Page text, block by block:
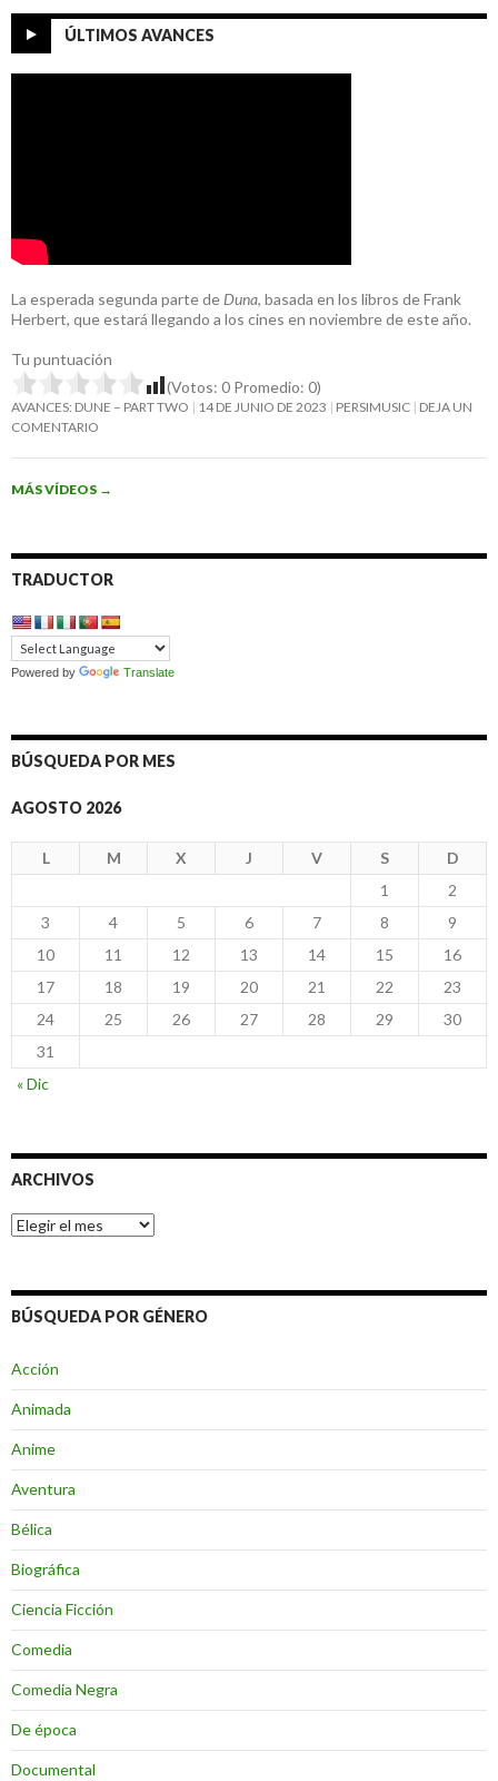
ÚLTIMOS AVANCES
La esperada segunda parte de Duna, basada en los libros de Frank
Herbert, que estará llegando a los cines en noviembre de este año.
Tu puntuación
(Votos: 0 Promedio: 0)
AVANCES: DUNE – PART TWO 14 DE JUNIO DE 2023 PERSIMUSIC DEJA UN
COMENTARIO
MÁS VÍDEOS →
TRADUCTOR
Powered by Translate
BÚSQUEDA POR MES
AGOSTO 2026
L M X J V S
D
1
2
3
4 5 6 7 8
9
10
11 12 13 14 15
16
17
18 19 20 21 22
23
24
25 26 27 28 29
30
31
« Dic
ARCHIVOS
Archivos
BÚSQUEDA POR GÉNERO
Acción
Animada
Anime
Aventura
Bélica
Biográfica
Ciencia Ficción
Comedia
Comedia Negra
De época
Documental